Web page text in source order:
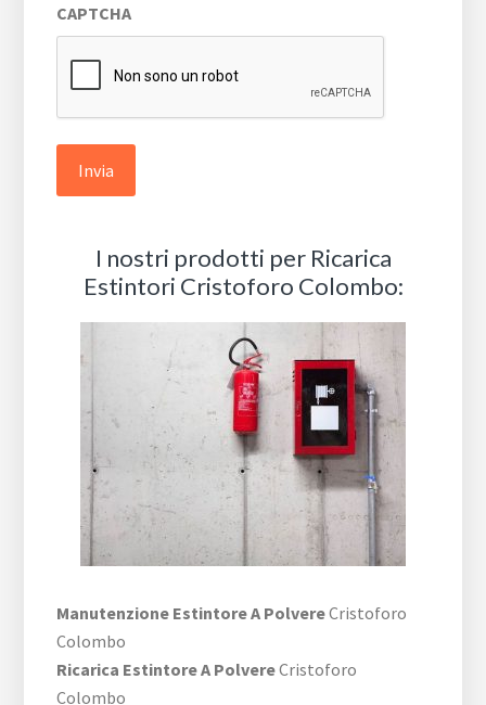
privacy
CAPTCHA
I nostri prodotti per Ricarica
Estintori Cristoforo Colombo:
Manutenzione Estintore A PolvereCristoforo
Colombo
Ricarica Estintore A PolvereCristoforo
Colombo